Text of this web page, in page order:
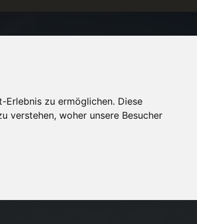
Erlebnis zu ermöglichen. Diese
verstehen, woher unsere Besucher